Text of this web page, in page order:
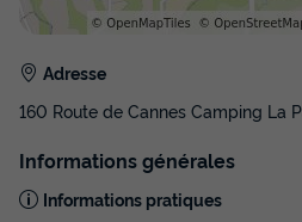
Adresse
160 Route de Cannes Camping La
Informations générales
Informations pratiques